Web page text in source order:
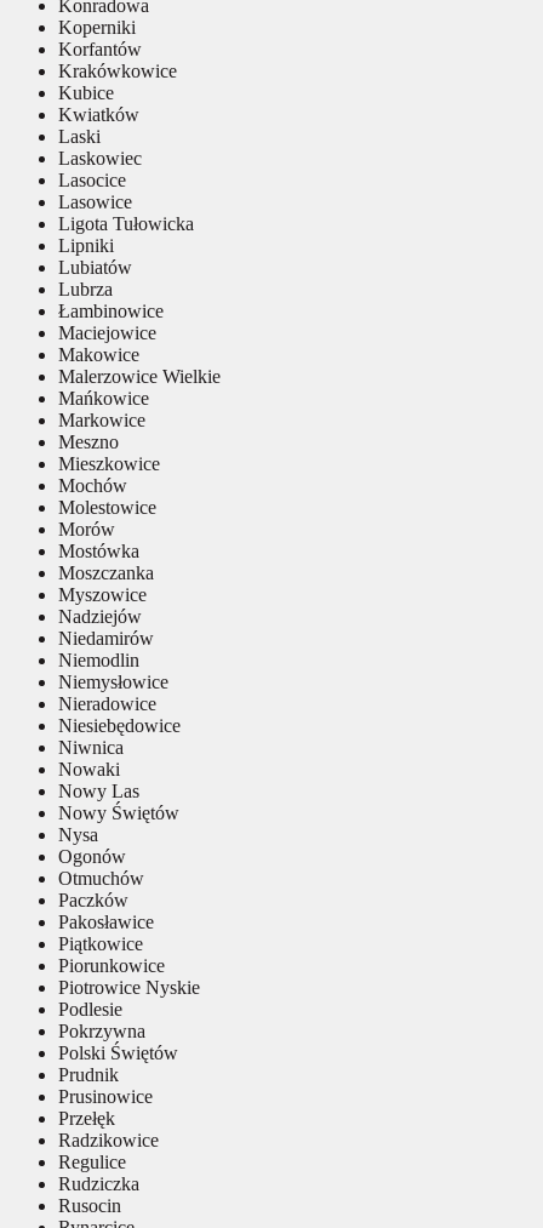
Konradowa
Koperniki
Korfantów
Krakówkowice
Kubice
Kwiatków
Laski
Laskowiec
Lasocice
Lasowice
Ligota Tułowicka
Lipniki
Lubiatów
Lubrza
Łambinowice
Maciejowice
Makowice
Malerzowice Wielkie
Mańkowice
Markowice
Meszno
Mieszkowice
Mochów
Molestowice
Morów
Mostówka
Moszczanka
Myszowice
Nadziejów
Niedamirów
Niemodlin
Niemysłowice
Nieradowice
Niesiebędowice
Niwnica
Nowaki
Nowy Las
Nowy Świętów
Nysa
Ogonów
Otmuchów
Paczków
Pakosławice
Piątkowice
Piorunkowice
Piotrowice Nyskie
Podlesie
Pokrzywna
Polski Świętów
Prudnik
Prusinowice
Przełęk
Radzikowice
Regulice
Rudziczka
Rusocin